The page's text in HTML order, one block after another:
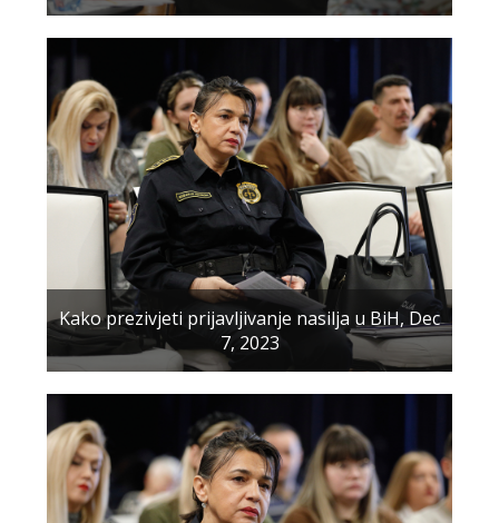
Kako prezivjeti prijavljivanje nasilja u BiH, Dec
7, 2023